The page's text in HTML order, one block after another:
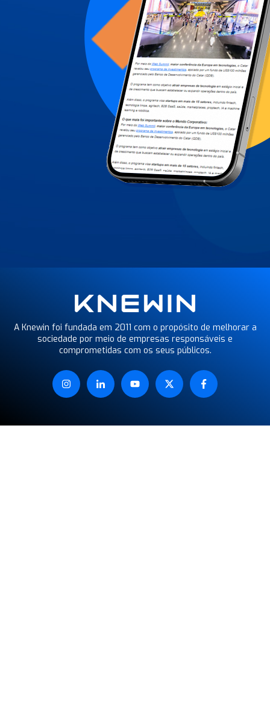
A Knewin foi fundada em 2011 com o propósito de melhorar a
sociedade por meio de empresas responsáveis e
comprometidas com os seus públicos.